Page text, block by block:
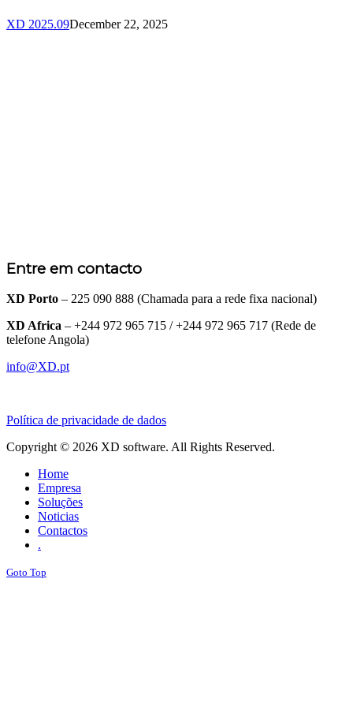
XD 2025.09December 22, 2025
Entre em contacto
XD Porto – 225 090 888 (Chamada para a rede fixa nacional)
XD Africa – +244 972 965 715 / +244 972 965 717 (Rede de
telefone Angola)
info@XD.pt
Política de privacidade de dados
Copyright © 2026 XD software. All Rights Reserved.
Home
Empresa
Soluções
Noticias
Contactos
.
Goto Top